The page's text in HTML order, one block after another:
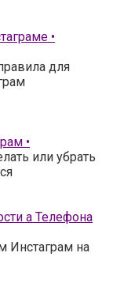
•
для
•
или убрать
а Телефона
Инстаграм на